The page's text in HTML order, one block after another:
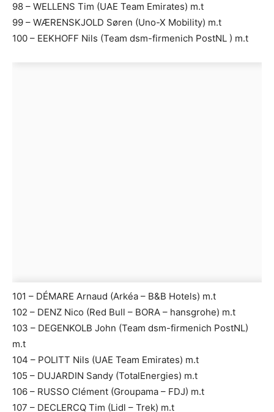
98 – WELLENS Tim (UAE Team Emirates) m.t
99 – WÆRENSKJOLD Søren (Uno-X Mobility) m.t
100 – EEKHOFF Nils (Team dsm-firmenich PostNL ) m.t
101 – DÉMARE Arnaud (Arkéa – B&B Hotels) m.t
102 – DENZ Nico (Red Bull – BORA – hansgrohe) m.t
103 – DEGENKOLB John (Team dsm-firmenich PostNL)
m.t
104 – POLITT Nils (UAE Team Emirates) m.t
105 – DUJARDIN Sandy (TotalEnergies) m.t
106 – RUSSO Clément (Groupama – FDJ) m.t
107 – DECLERCQ Tim (Lidl – Trek) m.t